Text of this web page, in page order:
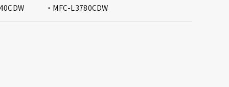
MFC-L3780CDW